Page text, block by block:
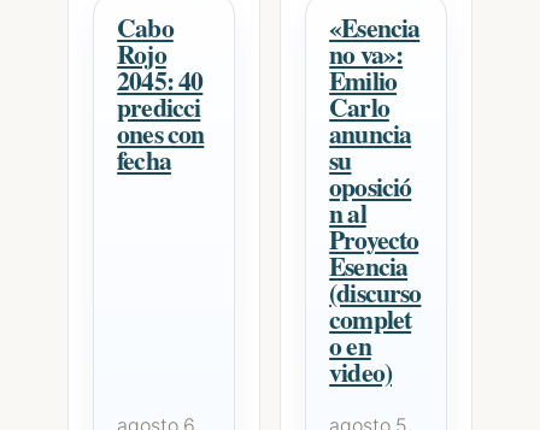
Cabo
Rojo
2045: 40
predicci
ones con
fecha
«Esencia
no va»:
Emilio
Carlo
anuncia
su
oposició
n al
Proyecto
Esencia
(discurso
complet
o en
video)